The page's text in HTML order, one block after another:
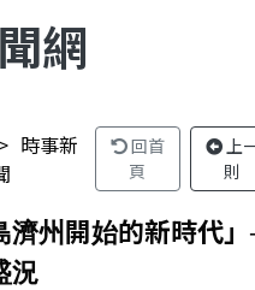
網
時事新
回首
頁
上
則
濟州開始的新時代
況